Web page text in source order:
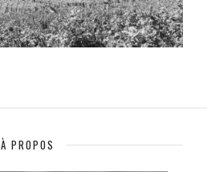
À PROPOS